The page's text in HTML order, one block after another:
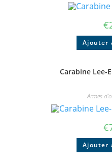
€
Ajouter
Carabine Lee-
Armes
€
Ajouter